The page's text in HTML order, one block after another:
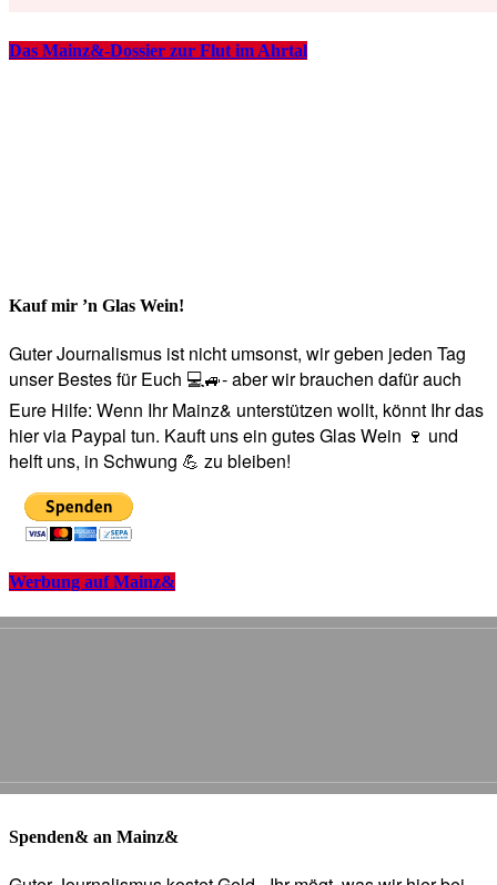
Das Mainz&-Dossier zur Flut im Ahrtal
Kauf mir ’n Glas Wein!
Guter Journalismus ist nicht umsonst, wir geben jeden Tag
unser Bestes für Euch 💻🚙- aber wir brauchen dafür auch
Eure Hilfe: Wenn Ihr Mainz& unterstützen wollt, könnt Ihr das
hier via Paypal tun. Kauft uns ein gutes Glas Wein 🍷 und
helft uns, in Schwung 💪 zu bleiben!
Werbung auf Mainz&
Spenden& an Mainz&